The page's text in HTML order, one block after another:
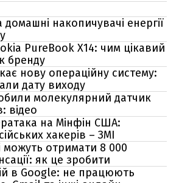
домашні накопичувачі енергії
PureBook X14: чим цікавий
бренду
нову операційну систему:
дату виходу
молекулярний датчик
відео
на Мінфін США:
хакерів – ЗМІ
можуть отримати 8 000
як це зробити
в Google: не працюють